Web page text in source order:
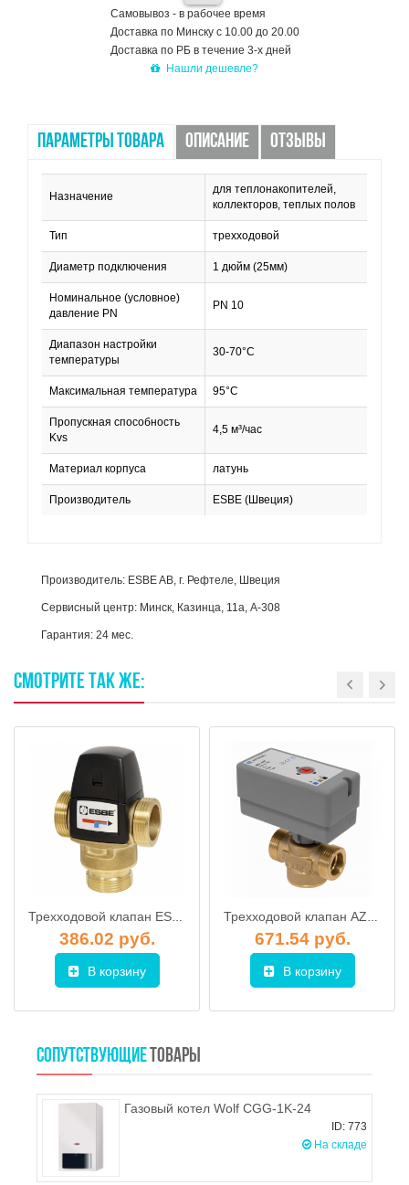
Самовывоз - в рабочее время
Доставка по Минску с 10.00 до 20.00
Доставка по РБ в течение 3-х дней
Нашли дешевле?
ПАРАМЕТРЫ ТОВАРА ОПИСАНИЕ ОТЗЫВЫ
Назначение
для теплонакопителей,
коллекторов, теплых полов
Тип трехходовой
Диаметр подключения 1 дюйм (25мм)
Номинальное (условное)
давление PN
PN 10
Диапазон настройки
температуры
30-70°C
Максимальная температура 95°С
Пропускная способность
Kvs
4,5 м³/час
Материал корпуса латунь
Производитель ESBE (Швеция)
Производитель: ESBE AB, г. Рефтеле, Швеция
Сервисный центр: Минск, Казинца, 11а, А-308
Гарантия: 24 мес.
СМОТРИТЕ ТАКЖЕ:
Трехходовой клапан ESBE VTA572 1" 20-55C
386.02 руб.
В корзину
Трехходовой клапан AZV 643 (G 1" DN20 KVs 8,0) с электроприводом, Afriso
671.54 руб.
В корзину
СОПУТСТВУЮЩИЕ ТОВАРЫ
Газовый котел Wolf CGG-1K-24
ID: 773
На складе